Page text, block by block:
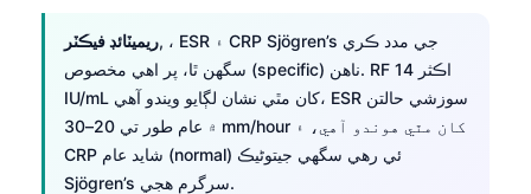
ريميٽائڊ فيڪٽر, ، ESR ۽ CRP Sjögren’s جي مدد ڪري
سگهن ٿا، پر اهي مخصوص (specific) ناهن. RF اڪثر 14
IU/mL کان مٿي نشان لڳايو ويندو آهي، ESR سوزشي حالتن
۾ عام طور تي 20–30 mm/hour کان مٿي هوندو آهي، ۽
CRP شايد عام (normal) ئي رهي سگهي جيتوڻيڪ
Sjögren’s سرگرم هجي.